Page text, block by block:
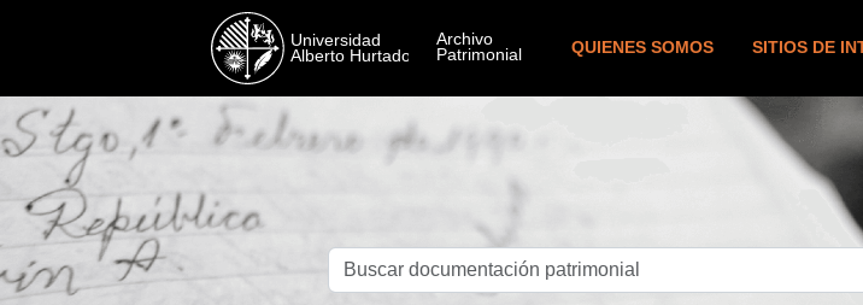
QUIENES SOMOS SITIOS DE